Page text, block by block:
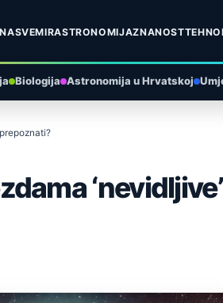
SVEMIRASTRONOMIJAZNANOST
Biologija Astronomija u Hrvatskoj